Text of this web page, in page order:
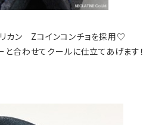
カン Zコインコンチョを採用♡
と合わせてクールに仕立てあげます！